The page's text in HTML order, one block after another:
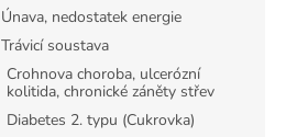
Únava, nedostatek energie
Trávicí soustava
Crohnova choroba, ulcerózní
kolitida, chronické záněty střev
Diabetes 2. typu (Cukrovka)